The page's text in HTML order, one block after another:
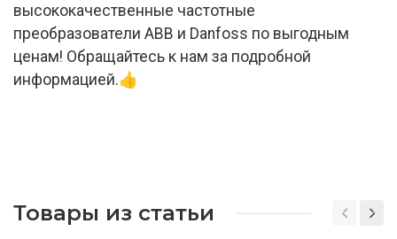
высококачественные частотные
преобразователи ABB и Danfoss по выгодным
ценам! Обращайтесь к нам за подробной
информацией.👍
Товары из статьи